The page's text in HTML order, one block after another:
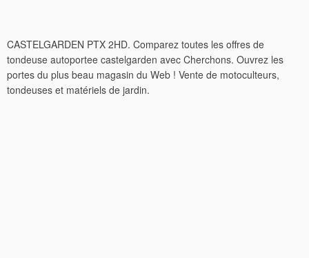
CASTELGARDEN PTX 2HD. Comparez toutes les offres de
tondeuse autoportee castelgarden avec Cherchons. Ouvrez les
portes du plus beau magasin du Web ! Vente de motoculteurs,
tondeuses et matériels de jardin.